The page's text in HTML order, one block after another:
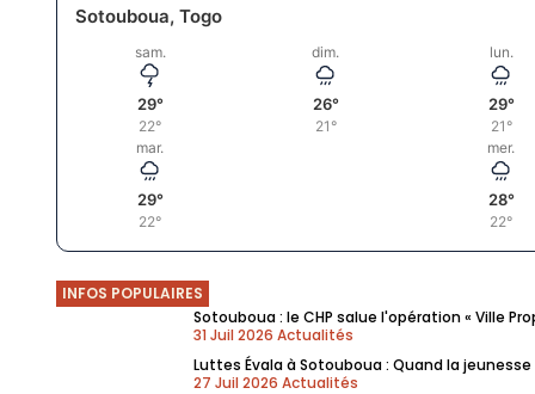
Sotouboua, Togo
sam.
29°
22°
dim.
26°
21°
lun.
29°
21°
mar.
29°
22°
mer.
28°
22°
INFOS POPULAIRES
Sotouboua : le CHP salue l'opération « Ville
31 Juil 2026 Actualités
Luttes Évala à Sotouboua : Quand la
27 Juil 2026 Actualités